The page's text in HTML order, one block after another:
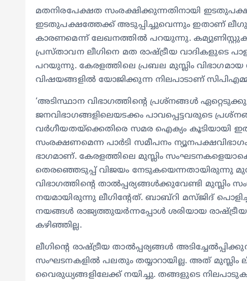
മതനിരപേക്ഷത സംരക്ഷിക്കുന്നതിനായി
ഇടതുപക്ഷത്തേക്ക് അടുപ്പിച്ചുവെന്നും ഇതാണ്
കാരണമെന്ന് ലേഖനത്തിൽ പറയുന്നു.
പ്രസ്‌താവന ലീഗിനെ മത രാഷ്ട്രീയ വാദികളുടെ
പറയുന്നു. കേരളത്തിലെ പ്രബല മുസ്ലിം
വിഷയങ്ങളിൽ യോജിക്കുന്ന നിലപാടാണ്
‘അടിസ്ഥാന വിഭാഗത്തിന്റെ പ്രശ്നങ്ങൾ
ജനവിഭാഗങ്ങളിലെയടക്കം പാവപ്പെട്ടവരുടെ
വർഗീയതയ്ക്കെതിരെ സമര ഐക്യം കൂടിയായി
സംരക്ഷണമെന്ന പാർടി സമീപനം
ഭാഗമാണ്. കേരളത്തിലെ മുസ്ലിം
തെരഞ്ഞെടുപ്പ് വിജയം നേടുകയെന്നതായിരുന്നു
വിഭാഗത്തിന്റെ താൽപ്പര്യങ്ങൾക്കുവേണ്ടി മുസ്ലിം
നയമായിരുന്നു ലീഗിന്റേത്. ബാബ്‌റി മസ്ജിദ്
നയങ്ങൾ രാജ്യത്തുയർന്നപ്പോൾ ശരിയായ രാഷ്ട്രീയ
കഴിഞ്ഞില്ല.
ലീഗിന്റെ രാഷ്ട്രീയ താൽപ്പര്യങ്ങൾ
സംഘടനകളിൽ പലതും തയ്യാറായില്ല. അത് മുസ്ലിം
വൈരുധ്യങ്ങളിലേക്ക് നയിച്ചു. തങ്ങളുടെ